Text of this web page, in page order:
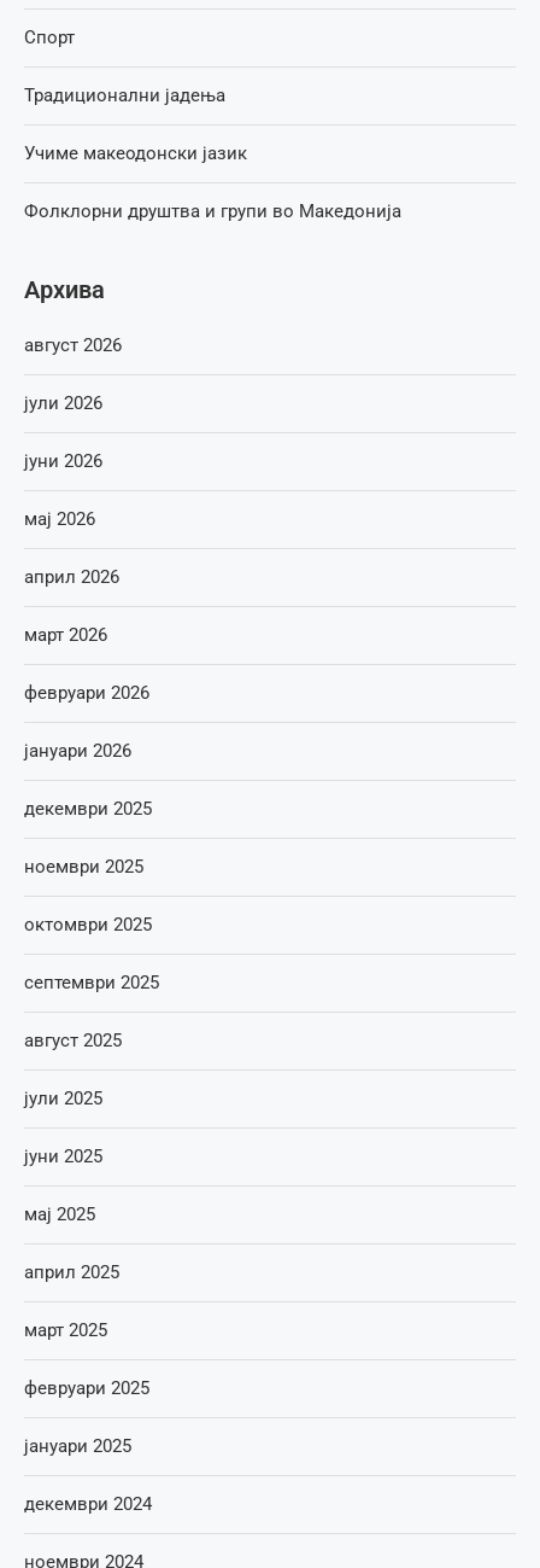
Спорт
Традиционални јадења
Учиме макеодонски јазик
Фолклорни друштва и групи во Македонија
Архива
август 2026
јули 2026
јуни 2026
мај 2026
април 2026
март 2026
февруари 2026
јануари 2026
декември 2025
ноември 2025
октомври 2025
септември 2025
август 2025
јули 2025
јуни 2025
мај 2025
април 2025
март 2025
февруари 2025
јануари 2025
декември 2024
ноември 2024